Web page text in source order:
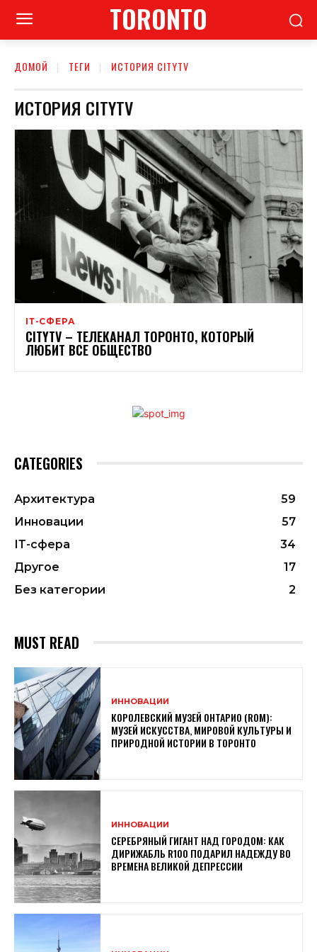
TORONTO
ДОМОЙ ТЕГИ ИСТОРИЯ CITYTV
ИСТОРИЯ CITYTV
ІТ-СФЕРА
CITYTV – ТЕЛЕКАНАЛ ТОРОНТО, КОТОРЫЙ
ЛЮБИТ ВСЕ ОБЩЕСТВО
CATEGORIES
Архитектура
59
Инновации
57
ІТ-сфера
34
Другое
17
Без категории
2
MUST READ
ИННОВАЦИИ
КОРОЛЕВСКИЙ МУЗЕЙ ОНТАРИО (ROM):
МУЗЕЙ ИСКУССТВА, МИРОВОЙ КУЛЬТУРЫ И
ПРИРОДНОЙ ИСТОРИИ В ТОРОНТО
ИННОВАЦИИ
СЕРЕБРЯНЫЙ ГИГАНТ НАД ГОРОДОМ: КАК
ДИРИЖАБЛЬ R100 ПОДАРИЛ НАДЕЖДУ ВО
ВРЕМЕНА ВЕЛИКОЙ ДЕПРЕССИИ